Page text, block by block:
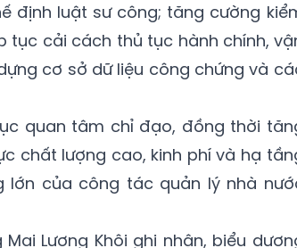
định luật sư công; tăng cường
cải cách thủ tục hành chính,
cơ sở dữ liệu công chứng và
quan tâm chỉ đạo, đồng thời
chất lượng cao, kinh phí và hạ
của công tác quản lý nhà
Lương Khôi ghi nhận, biểu